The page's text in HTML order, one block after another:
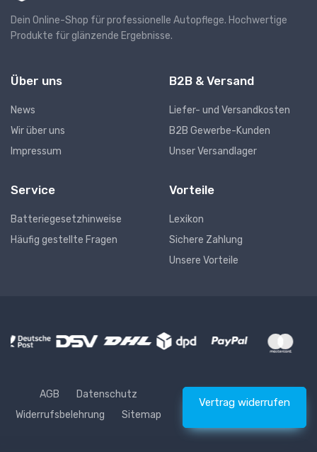
Dein Online-Shop für professionelle Autopflege. Hochwertige
Produkte für glänzende Ergebnisse.
Über uns
News
Wir über uns
Impressum
B2B & Versand
Liefer- und Versandkosten
B2B Gewerbe-Kunden
Unser Versandlager
Service
Batteriegesetzhinweise
Häufig gestellte Fragen
Vorteile
Lexikon
Sichere Zahlung
Unsere Vorteile
AGB
Datenschutz
Widerrufsbelehrung
Sitemap
Vertrag widerrufen